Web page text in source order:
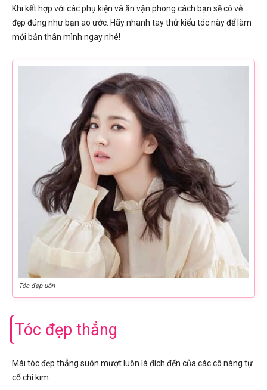
Khi kết hợp với các phụ kiện và ăn vận phong cách bạn sẽ có vẻ
đẹp đúng như bạn ao ước. Hãy nhanh tay thử kiểu tóc này để làm
mới bản thân mình ngay nhé!
Tóc đẹp uốn
Tóc đẹp thẳng
Mái tóc đẹp thẳng suôn mượt luôn là đích đến của các cô nàng tự
cổ chí kim.